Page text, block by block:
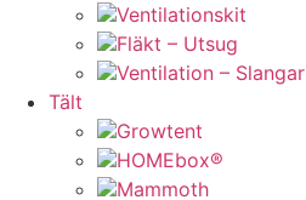
Ventilationskit
Fläkt – Utsug
Ventilation – Slangar
Tält
Growtent
HOMEbox®
Mammoth